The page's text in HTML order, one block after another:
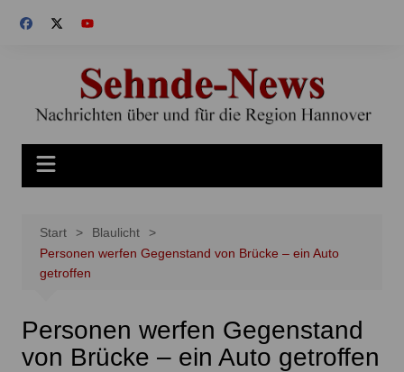
Inhalt
Start
Blaulicht
Personen werfen Gegenstand von Brücke – ein Auto
getroffen
Personen werfen Gegenstand
von Brücke – ein Auto getroffen